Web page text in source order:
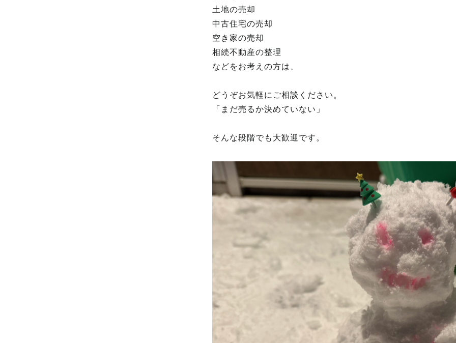
土地の売却
中古住宅の売却
空き家の売却
相続不動産の整理
などをお考えの方は、
どうぞお気軽にご相談ください。
「まだ売るか決めていない」
そんな段階でも大歓迎です。